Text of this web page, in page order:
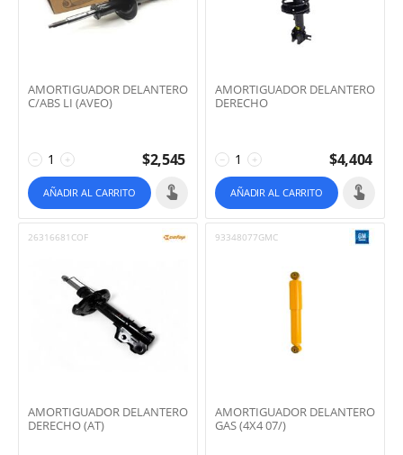
AMORTIGUADOR DELANTERO
C/ABS LI (AVEO)
+
− $2,545
AÑADIR AL CARRITO
AMORTIGUADOR DELANTERO
DERECHO
+
− $4,404
AÑADIR AL CARRITO
26316681COF
AMORTIGUADOR DELANTERO
DERECHO (AT)
93348077GMC
AMORTIGUADOR DELANTERO
GAS (4X4 07/)